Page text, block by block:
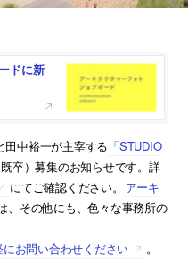
ドに新
中裕一が主宰する 「STUDIO
卒）募集のお知らせです。詳
にてご確認ください。
アーキ
、その他にも、色々な事務所の
お問い合わせください
。